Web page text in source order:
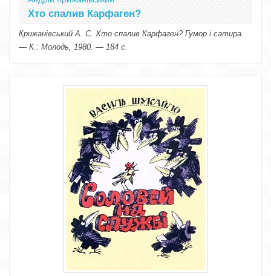
Хто спалив Карфаген?
Крижанівський А. С. Хто спалив Карфаген? Гумор і сатира.
— К.: Молодь, 1980. — 184 с.